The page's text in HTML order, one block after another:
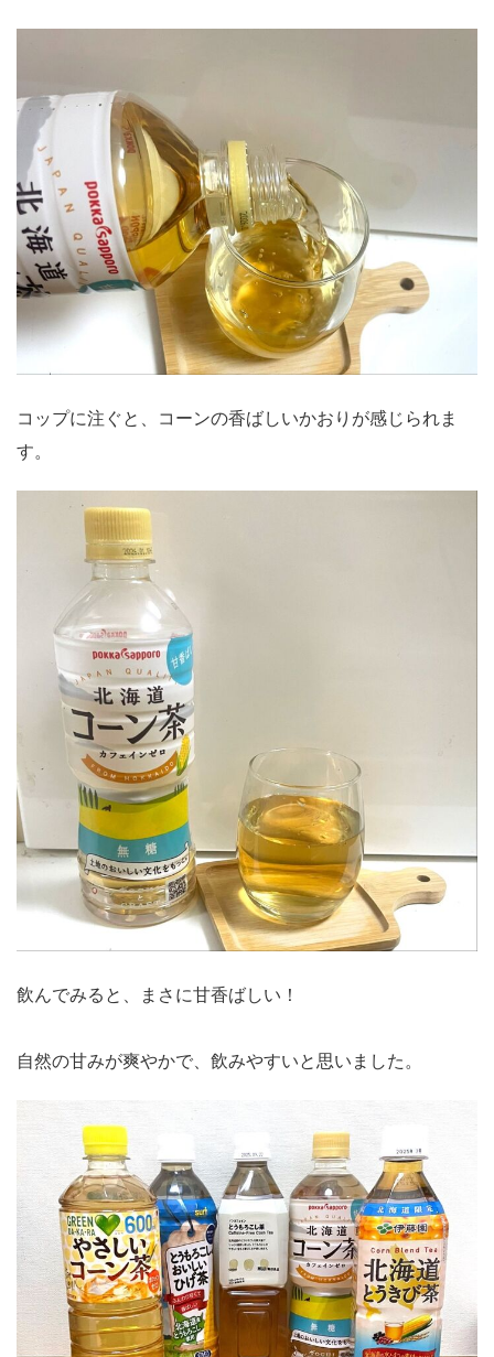
コップに注ぐと、コーンの香ばしいかおりが感じられま
す。
飲んでみると、まさに甘香ばしい！
自然の甘みが爽やかで、飲みやすいと思いました。